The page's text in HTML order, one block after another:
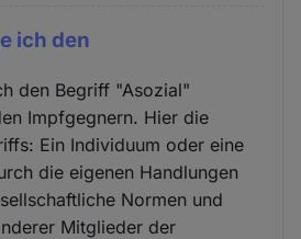
ich den
den Begriff "Asozial"
Impfgegnern. Hier die
Ein Individuum oder eine
die eigenen Handlungen
Normen und
Mitglieder der